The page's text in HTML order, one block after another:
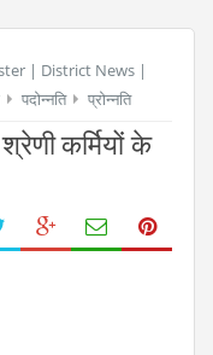
| District News |
पदोन्नति प्रोन्नति
कर्मियों के